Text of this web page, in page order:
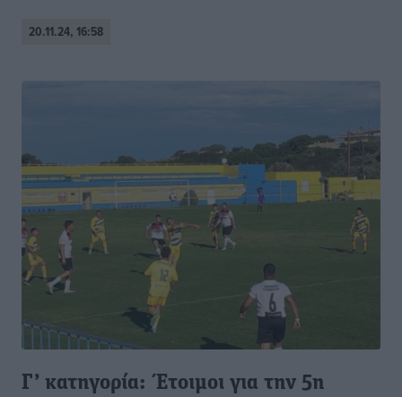
20.11.24, 16:58
Γ’ κατηγορία: Έτοιμοι για την 5η